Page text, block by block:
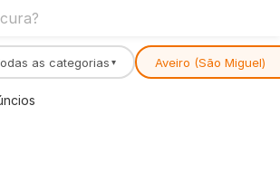
as categorias ▾ Aveiro (São Miguel)